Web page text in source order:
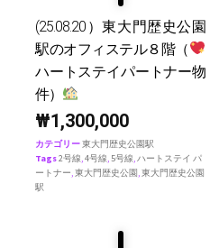
(25.08.20）東大門歴史公園
駅のオフィステル８階（
ハートステイパートナー物
件）
₩1,300,000
カテゴリー東大門歴史公園駅
Tags2号線,4号線, 5号線,ハートステイ パ
ートナー,東大門歴史公園,東大門歴史公園
駅